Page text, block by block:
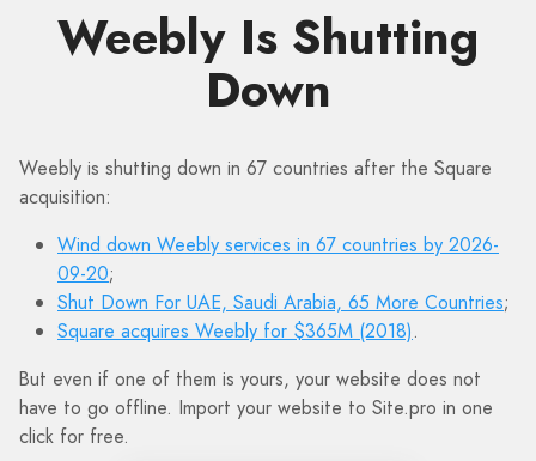
Weebly Is Shutting
Down
Weebly is shutting down in 67 countries after the Square
acquisition:
Wind down Weebly services in 67 countries by 2026-
09-20;
Shut Down For UAE, Saudi Arabia, 65 More Countries;
Square acquires Weebly for $365M (2018).
But even if one of them is yours, your website does not
have to go offline. Import your website to Site.pro in one
click for free.